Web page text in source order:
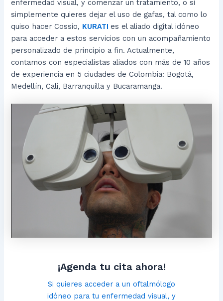
enfermedad visual, y comenzar un tratamiento, o si
simplemente quieres dejar el uso de gafas, tal como lo
quiso hacer Cossio, KURATI es el aliado digital idóneo
para acceder a estos servicios con un acompañamiento
personalizado de principio a fin. Actualmente,
contamos con especialistas aliados con más de 10 años
de experiencia en 5 ciudades de Colombia: Bogotá,
Medellín, Cali, Barranquilla y Bucaramanga.
¡Agenda tu cita ahora!
Si quieres acceder a un oftalmólogo
idóneo para tu enfermedad visual, y